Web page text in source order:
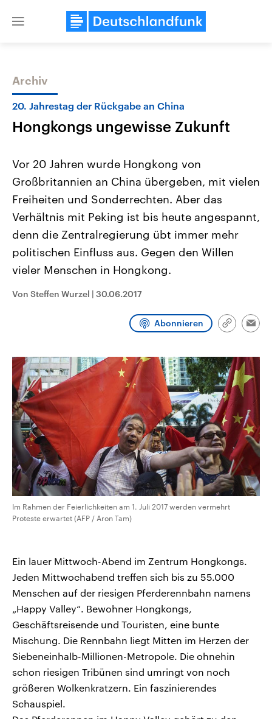
Close
Themen
Landtagswahl Sachsen-Anhalt
2026
Alle Informationen
Sachsen-Anhalt wählt am 6.
September 2026 einen neuen
Landtag. Seit 2021 wird das
Bundesland von einer Koalition aus
Umfragen, Prognosen,
Wahlprogramme, aktuelle Berichte
und Kandidaten der anstehenden
USA
Aktuelle Beiträge,
Hintergründe
Wirtschaftlich und
gehören die Vereinigten
mit großem Einfluss auf
Archiv
20. Jahrestag der Rückgabe an China
Hongkongs ungewisse Zukunft
Vor 20 Jahren wurde Hongkong von
Großbritannien an China übergeben, mit vielen
Freiheiten und Sonderrechten. Aber das
Verhältnis mit Peking ist bis heute angespannt,
denn die Zentralregierung übt immer mehr
politischen Einfluss aus. Gegen den Willen
vieler Menschen in Hongkong.
Von Steffen Wurzel | 30.06.2017
Abonnieren
Link
Im Rahmen der Feierlichkeiten am 1. Juli 2017 werden vermehrt
Proteste erwartet (AFP / Aron Tam)
Ein lauer Mittwoch-Abend im Zentrum Hongkongs.
Jeden Mittwochabend treffen sich bis zu 55.000
Menschen auf der riesigen Pferderennbahn namens
„Happy Valley“. Bewohner Hongkongs,
Geschäftsreisende und Touristen, eine bunte
Mischung. Die Rennbahn liegt Mitten im Herzen der
Siebeneinhalb-Millionen-Metropole. Die ohnehin
schon riesigen Tribünen sind umringt von noch
größeren Wolkenkratzern. Ein faszinierendes
Schauspiel.